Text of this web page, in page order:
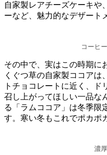
自家製レアチーズケーキや
ーなど、魅力的なデザート
コーヒ
その中で、実はこの時期に
くぐつ草の自家製ココアは
トチョコレートに近く、ド
召し上がってほしい一品な
る「ラムココア」は冬季限
す。寒い冬もこれでポカポ
濃